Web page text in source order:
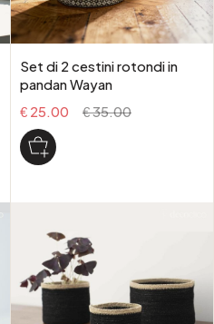
Set di 2 cestini rotondi in
pandan Wayan
€ 25.00
€ 35.00